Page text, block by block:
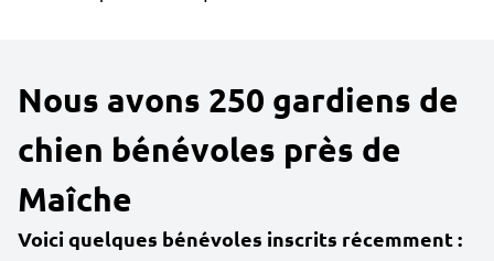
Nous avons 250 gardiens de
chien bénévoles près de
Maîche
Voici quelques bénévoles inscrits récemment :